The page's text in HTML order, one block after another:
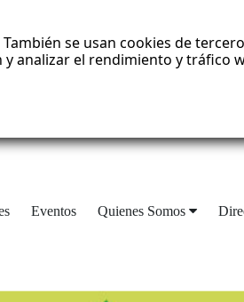
se usan cookies de
analizar el rendimiento y tráfico
Eventos Quienes Somos